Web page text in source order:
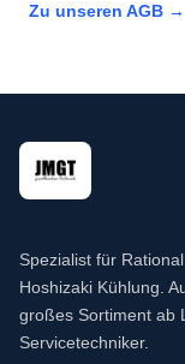
Zu unseren AGB →
Spezialist für
Hoshizaki Kühlung.
großes Sortiment ab
Servicetechniker.